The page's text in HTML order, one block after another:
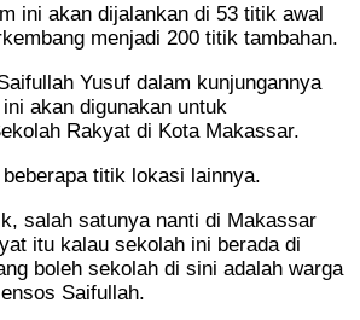
ini akan dijalankan di 53 titik awal
menjadi 200 titik tambahan.
Yusuf dalam kunjungannya
akan digunakan untuk
Rakyat di Kota Makassar.
titik lokasi lainnya.
salah satunya nanti di Makassar
itu kalau sekolah ini berada di
boleh sekolah di sini adalah warga
Saifullah.